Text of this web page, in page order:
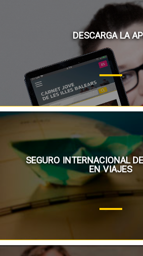
DESCARGA LA
SEGURO INTERNACIONAL
EN VIAJES